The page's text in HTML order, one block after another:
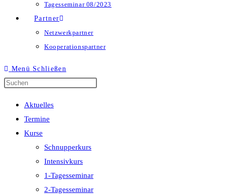
Tagesseminar 08/2023
Partner
Netzwerkpartner
Kooperationspartner
Menü Schließen
Aktuelles
Termine
Kurse
Schnupperkurs
Intensivkurs
1-Tagesseminar
2-Tagesseminar